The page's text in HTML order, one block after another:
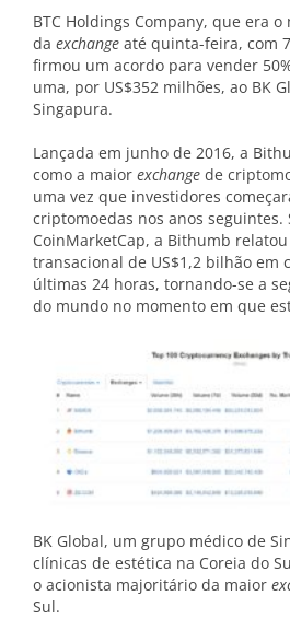
BTC Holdings Company, que era
da exchange até quinta-feira, com
firmou um acordo para vender
uma, por US$352 milhões, ao BK
Singapura.
Lançada em junho de 2016, a
como a maior exchange de
uma vez que investidores
criptomoedas nos anos seguintes.
CoinMarketCap, a Bithumb
transacional de US$1,2 bilhão em
últimas 24 horas, tornando-se a
do mundo no momento em que
BK Global, um grupo médico de
clínicas de estética na Coreia do
o acionista majoritário da maior
Sul.